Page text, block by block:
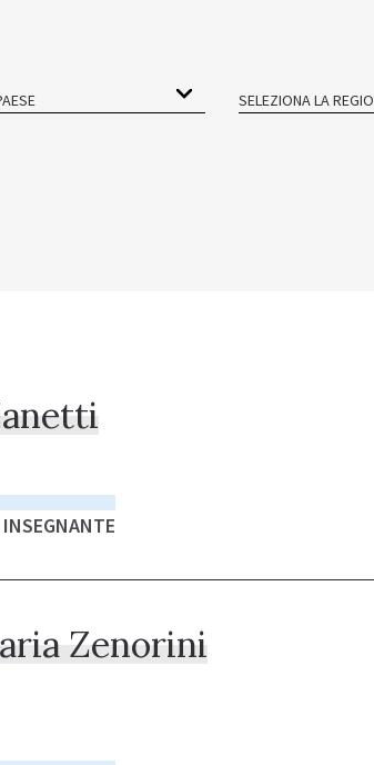
SELEZIONA LA
Zenorini